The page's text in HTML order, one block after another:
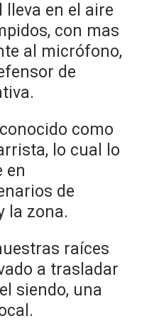
en el aire
con mas
al micrófono,
de
como
lo cual lo
en
de
la zona.
raíces
a trasladar
siendo, una